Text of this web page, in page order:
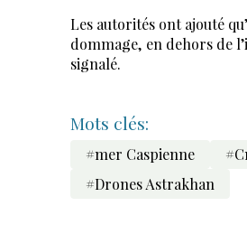
Les autorités ont ajouté
dommage, en dehors de
signalé.
Mots clés:
#mer Caspienne
#Drones Astrakhan